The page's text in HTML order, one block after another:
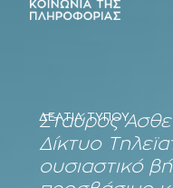
ΔΕΛΤΙΑ ΤΥΠΟΥ
Σταύρος
Δίκτυο
ουσιαστικό